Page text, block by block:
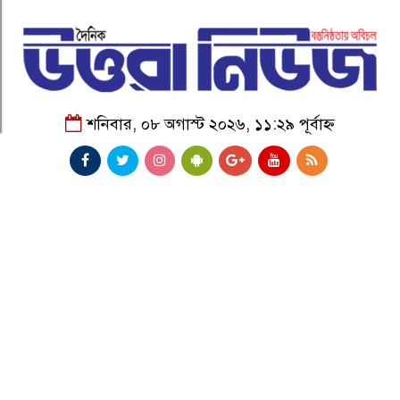
শনিবার, ০৮ অগাস্ট ২০২৬, ১১:২৯ পূর্বাহ্ন